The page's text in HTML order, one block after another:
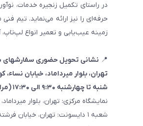
در راستای تکمیل زنجیره خدمات،
حرفه‌ای را نیز ارائه می‌نماید. تیم
زمینه عیب‌یابی و تعمیر انواع
📍 نشانی تحویل حضوری سفارشهای
تهران، بلوار میرداماد، خیابان نساء،
شنبه تا چهارشنبه ۹:۳۰ الی ۱۷:۳۰ (مراجعه با هماهنگی قبلی)
نمایشگاه مرکزی: تهران، بلوار
شعبه ۱ دایسونت: تهران، خیابان فرشته، مجتمع بوتیک مال ملل، طبقه همکف، واحد ۷